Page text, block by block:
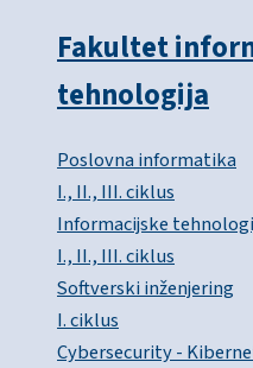
Fakultet
tehnologija
Poslovna informatika
I., II., III. ciklus
Informacijske
I., II., III. ciklus
Softverski inženjering
I. ciklus
Cybersecurity -